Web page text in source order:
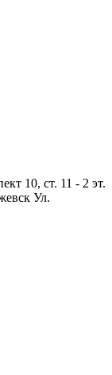
10, ст. 11 - 2 эт.
Ул.